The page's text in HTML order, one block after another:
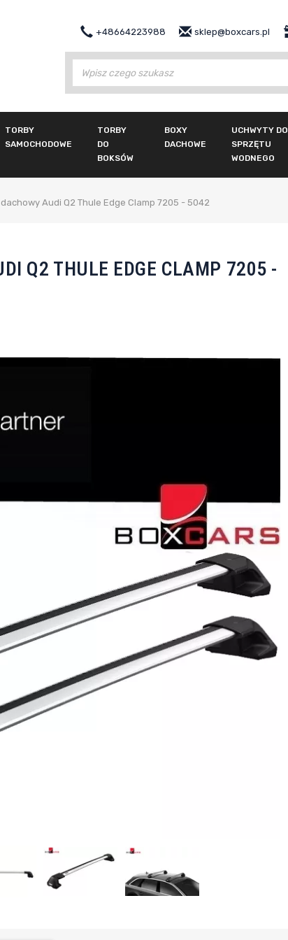
+48664223988 sklep@boxcars.pl
TORBY
SAMOCHODOWE
TORBY
DO
BOKSÓW
BOXY
DACHOWE
UCHWYTY DO
SPRZĘTU
WODNEGO
Audi Q2 Thule Edge Clamp 7205 - 5042
Q2 THULE EDGE CLAMP 7205 -